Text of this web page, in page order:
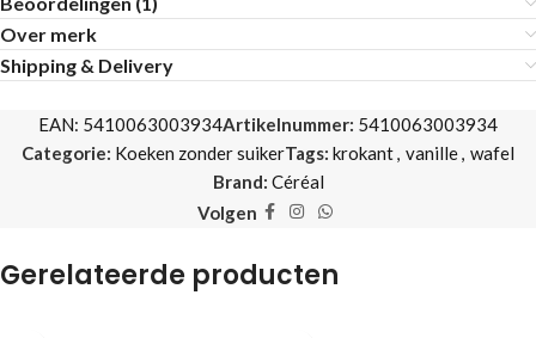
Over merk
Shipping & Delivery
EAN: 5410063003934Artikelnummer: 5410063003934
Categorie: Koeken zonder suikerTags: krokant, vanille, wafel
Brand: Céréal
Volgen
Gerelateerde producten